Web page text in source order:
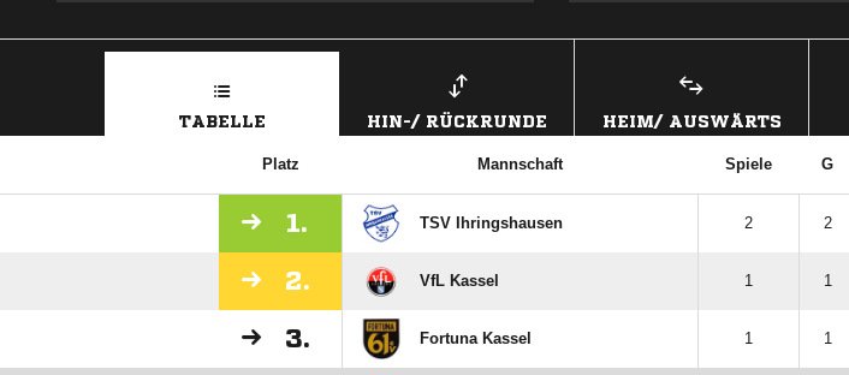
TABELLE HIN-/ RÜCKRUNDE HEIM/ AUSWÄRTS
Platz Mannschaft Spiele G
1. TSV Ihringshausen 2 2
2. VfL Kassel 1 1
3. Fortuna Kassel 1 1